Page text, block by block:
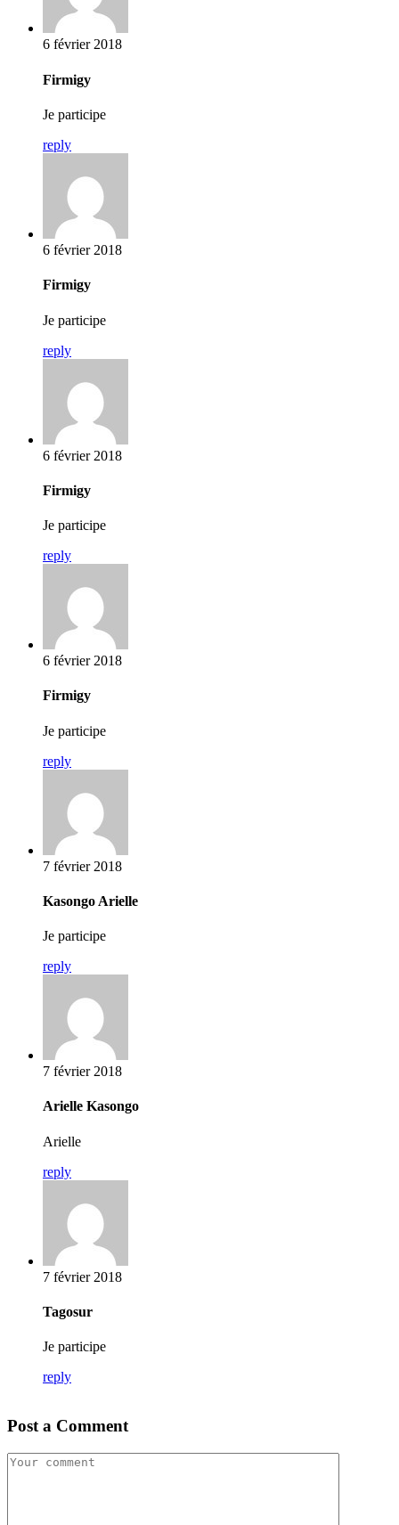
6 février 2018
Firmigy
Je participe
reply
6 février 2018
Firmigy
Je participe
reply
6 février 2018
Firmigy
Je participe
reply
6 février 2018
Firmigy
Je participe
reply
7 février 2018
Kasongo Arielle
Je participe
reply
7 février 2018
Arielle Kasongo
Arielle
reply
7 février 2018
Tagosur
Je participe
reply
Post a Comment